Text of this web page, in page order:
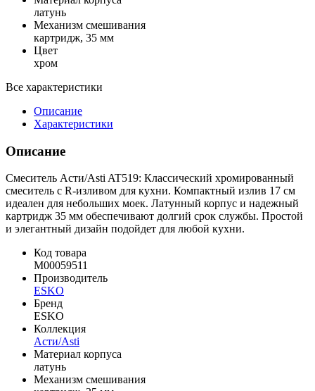
латунь
Механизм смешивания
картридж, 35 мм
Цвет
хром
Все характеристики
Описание
Характеристики
Описание
Смеситель Асти/Asti AT519: Классический хромированный
смеситель с R-изливом для кухни. Компактный излив 17 см
идеален для небольших моек. Латунный корпус и надежный
картридж 35 мм обеспечивают долгий срок службы. Простой
и элегантный дизайн подойдет для любой кухни.
Код товара
M00059511
Производитель
ESKO
Бренд
ESKO
Коллекция
Асти/Asti
Материал корпуса
латунь
Механизм смешивания